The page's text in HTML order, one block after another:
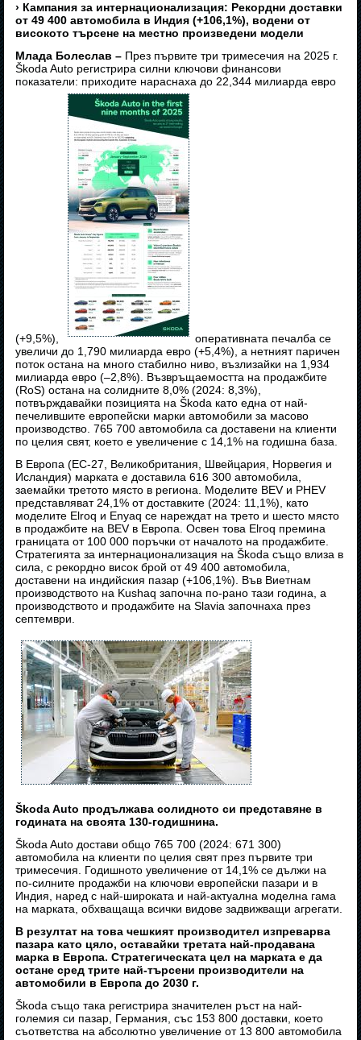
› Кампания за интернационализация: Рекордни доставки
от 49 400 автомобила в Индия (+106,1%), водени от
високото търсене на местно произведени модели
Млада Болеслав – През първите три тримесечия на 2025 г.
Škoda Auto регистрира силни ключови финансови
показатели: приходите нараснаха до 22,344 милиарда евро
(+9,5%),
оперативната печалба се
увеличи до 1,790 милиарда евро (+5,4%), а нетният паричен
поток остана на много стабилно ниво, възлизайки на 1,934
милиарда евро (–2,8%). Възвръщаемостта на продажбите
(RoS) остана на солидните 8,0% (2024: 8,3%),
потвърждавайки позицията на Škoda като една от най-
печелившите европейски марки автомобили за масово
производство. 765 700 автомобила са доставени на клиенти
по целия свят, което е увеличение с 14,1% на годишна база.
В Европа (ЕС-27, Великобритания, Швейцария, Норвегия и
Исландия) марката е доставила 616 300 автомобила,
заемайки третото място в региона. Моделите BEV и PHEV
представляват 24,1% от доставките (2024: 11,1%), като
моделите Elroq и Enyaq се нареждат на трето и шесто място
в продажбите на BEV в Европа. Освен това Elroq премина
границата от 100 000 поръчки от началото на продажбите.
Стратегията за интернационализация на Škoda също влиза в
сила, с рекордно висок брой от 49 400 автомобила,
доставени на индийския пазар (+106,1%). Във Виетнам
производството на Kushaq започна по-рано тази година, а
производството и продажбите на Slavia започнаха през
септември.
Škoda Auto продължава солидното си представяне в
годината на своята 130-годишнина.
Škoda Auto достави общо 765 700 (2024: 671 300)
автомобила на клиенти по целия свят през първите три
тримесечия. Годишното увеличение от 14,1% се дължи на
по-силните продажби на ключови европейски пазари и в
Индия, наред с най-широката и най-актуална моделна гама
на марката, обхващаща всички видове задвижващи агрегати.
В резултат на това чешкият производител изпреварва
пазара като цяло, оставайки третата най-продавана
марка в Европа. Стратегическата цел на марката е да
остане сред трите най-търсени производители на
автомобили в Европа до 2030 г.
Škoda също така регистрира значителен ръст на най-
големия си пазар, Германия, със 153 800 доставки, което
съответства на абсолютно увеличение от 13 800 автомобила